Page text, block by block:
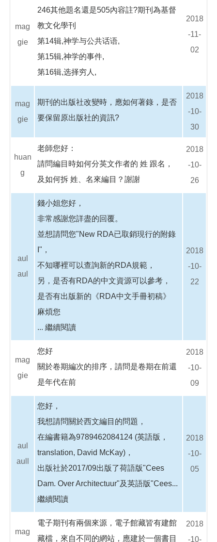
mag
gie
246其他題名還是505內容註?期刊為基督
教文化學刊
第14辑,神学与公共话语,
第15辑,神学的事件,
第16辑,选择穷人,
2018
-11-
02
mag
gie
期刊的出版社改變時，應如何著錄，是否
要保留原出版社的資訊?
2018
-10-
30
huan
g
老師您好：
請問編目時如何分英文作者的 姓 跟名，
及如何拆 姓、名來編目？謝謝
2018
-10-
26
aul
aul
錢小姐您好，
非常感謝您詳盡的回覆。
並想請問您"New RDA已取銷現行的附錄
I"，
不知哪裡可以查詢新的RDA規範，
另，是否有RDA的中文資源可以參考，
是否有出版新的《RDA中文手冊初稿》
麻煩您
... 繼續閱讀
2018
-10-
22
mag
gie
您好
關於卷期編次的排序，請問是卷期在前還
是年代在前
2018
-10-
09
aul
aull
您好，
我想請問關於西文編目的問題，
在編書籍為9789462084124 (英語版，
translation, David McKay)，
出版社於2017/09出版了荷語版"Cees
Dam. Over Architectuur"及英語版"Cees...
繼續閱讀
2018
-10-
05
mag
電子期刊有兩個來源，電子館藏皆有建館
藏檔，來自不同的網站，應建於一個書目
2018
-10-